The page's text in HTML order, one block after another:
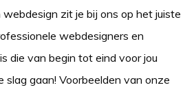
zit je bij ons op het juiste
webdesigners en
die van begin tot eind voor jou
slag gaan! Voorbeelden van onze